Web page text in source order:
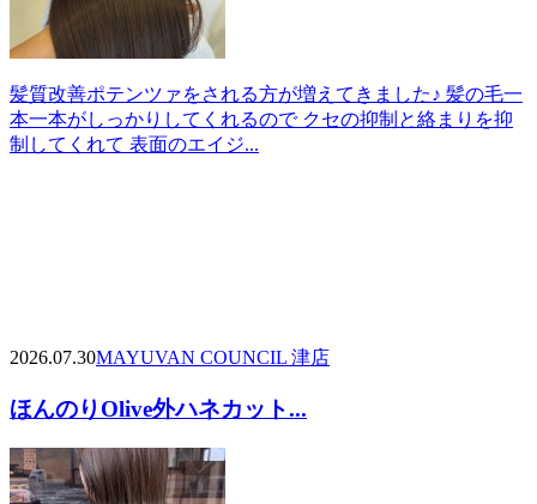
髪質改善ポテンツァをされる方が増えてきました♪ 髪の毛一
本一本がしっかりしてくれるので クセの抑制と絡まりを抑
制してくれて 表面のエイジ...
2026.07.30MAYUVAN COUNCIL 津店
ほんのりOlive外ハネカット...